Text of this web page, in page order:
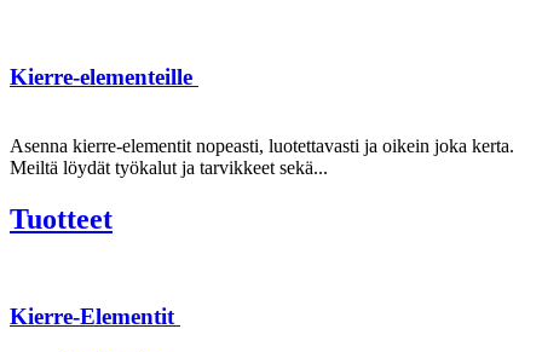
Kierre-elementeille
Asenna kierre-elementit nopeasti, luotettavasti ja oikein joka kerta.
Meiltä löydät työkalut ja tarvikkeet sekä...
Tuotteet
Kierre-Elementit